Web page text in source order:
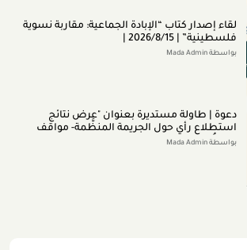
لقاء إصدار كتاب “اﻹﺑﺎدةّ اﻟﺠﻤﺎﻋﻴﺔ: ﻣﻘﺎرﺑﺔ ﻧﺴﻮﻳﺔ
ﻓﻠﺴﻄﻴﻨﻴﺔ” | 2026/8/15 |
بواسطة Mada Admin
دعوة | طاولة مستديرة بعنوان "عرض نتائج
استطلاع رأي حول الجريمة المنظَّمة- مواقف
وتصوُّرات المجتمع الفلسطينيّ تجاه الجريمة
بواسطة Mada Admin